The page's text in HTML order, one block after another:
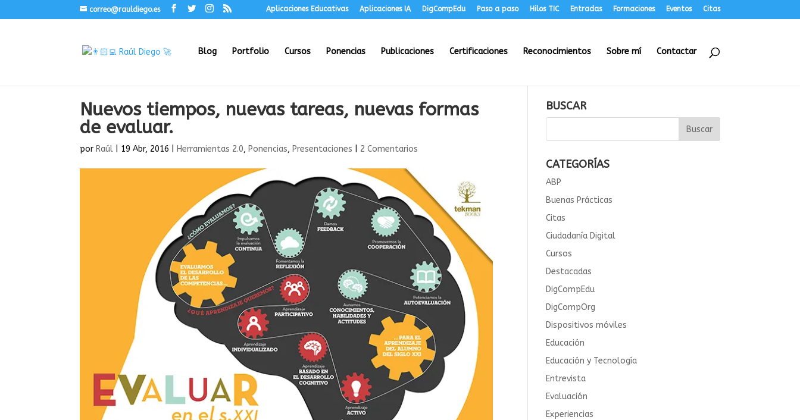
correo@rauldiego.es Aplicaciones Educativas Aplicaciones IA DigCompEdu Paso a paso Hilos TIC Entradas Formaciones Eventos Citas
Blog Portfolio Cursos Ponencias Publicaciones Certificaciones Reconocimientos Sobre mí Contactar
Nuevos tiempos, nuevas tareas, nuevas formas
de evaluar.
por Raúl 19 Abr, 2016 Herramientas 2.0, Ponencias, Presentaciones 2 Comentarios
BUSCAR
CATEGORÍAS
ABP
Buenas Prácticas
Citas
Ciudadanía Digital
Cursos
Destacadas
DigCompEdu
DigCompOrg
Dispositivos móviles
Educación
Educación y Tecnología
Entrevista
Evaluación
Experiencias